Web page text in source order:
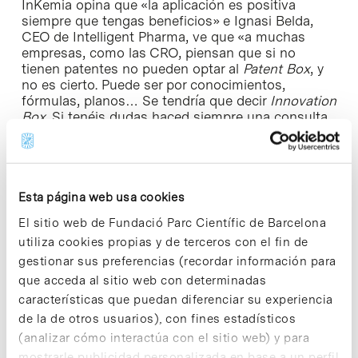
Esta página web usa cookies
El sitio web de Fundació Parc Científic de Barcelona
utiliza cookies propias y de terceros con el fin de
gestionar sus preferencias (recordar información para
que acceda al sitio web con determinadas
características que puedan diferenciar su experiencia
de la de otros usuarios), con fines estadísticos
(analizar cómo interactúa con el sitio web) y para
InKemia opina que «la aplicación es positiva
siempre que tengas beneficios» e Ignasi Belda,
CEO de Intelligent Pharma, ve que «a muchas
empresas, como las CRO, piensan que si no
tienen patentes no pueden optar al Patent Box, y
no es cierto. Puede ser por conocimientos,
fórmulas, planos… Se tendría que decir Innovation
Box. Si tenéis dudas haced siempre una consulta
vinculante».
Las dudas y las decisiones que van surgiendo
Así lo considera el director financiero de InKemia,
grupo biotecnológico catalán con filiales en
saber donde te sitúas porque hay condicionantes,
tanto para los inversores potenciales como para la
empresa» reflexiona Xavier Castells. Castells
remarca que pocas pymesbiotecaplican
contablemente la desgravación del Impuesto
sobre sociedades: «Se pone en valor un activo
que tenéis ante entidades financieras,